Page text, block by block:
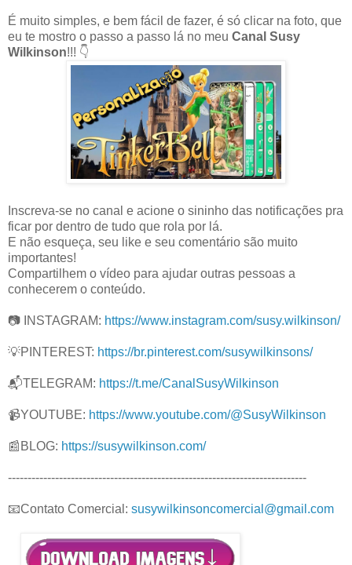
É muito simples, e bem fácil de fazer, é só clicar na foto, que
eu te mostro o passo a passo lá no meu Canal Susy
Wilkinson!!! 👇
Inscreva-se no canal e acione o sininho das notificações pra
ficar por dentro de tudo que rola por lá.
E não esqueça, seu like e seu comentário são muito
importantes!
Compartilhem o vídeo para ajudar outras pessoas a
conhecerem o conteúdo.
📷 INSTAGRAM: https://www.instagram.com/susy.wilkinson/
💡PINTEREST: https://br.pinterest.com/susywilkinsons/
📬TELEGRAM: https://t.me/CanalSusyWilkinson
📹YOUTUBE: https://www.youtube.com/@SusyWilkinson
📰BLOG: https://susywilkinson.com/
----------------------------------------------------------------------------
📧Contato Comercial: susywilkinsoncomercial@gmail.com